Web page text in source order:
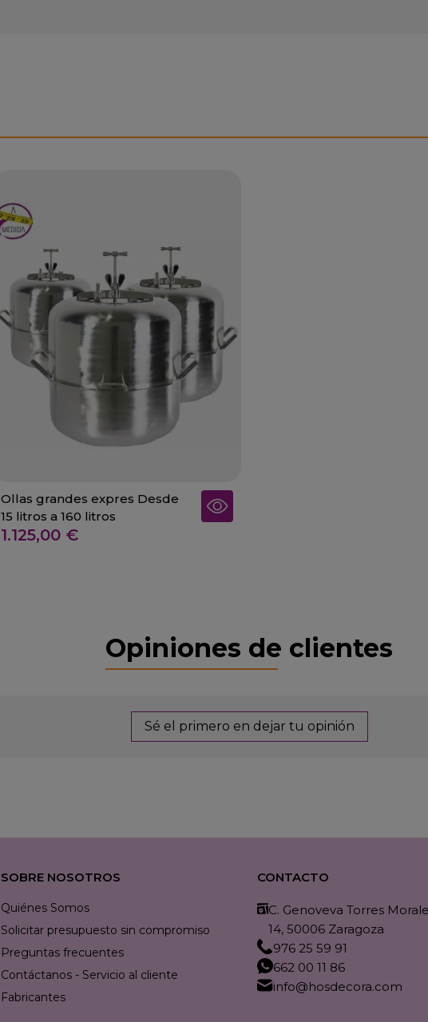
Ollas grandes expres Desde
15 litros a 160 litros
1.125,00 €
Opiniones de clientes
Sé el primero en dejar tu opinión
SOBRE NOSOTROS
Quiénes Somos
Solicitar presupuesto sin compromiso
Preguntas frecuentes
Contáctanos - Servicio al cliente
Fabricantes
CONTACTO
C. Genoveva Torres
14, 50006 Zaragoza
976 25 59 91
662 00 11 86
info@hosdecora.com